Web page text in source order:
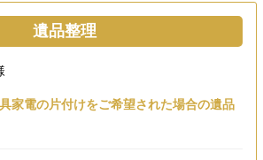
遺品整理
家電の片付けをご希望された場合の遺品